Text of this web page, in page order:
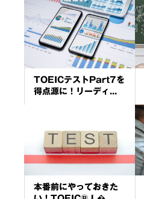
TOEICテストPart7を
得点源に！リーディ...
本番前にやっておきた